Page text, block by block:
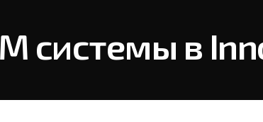
системы в